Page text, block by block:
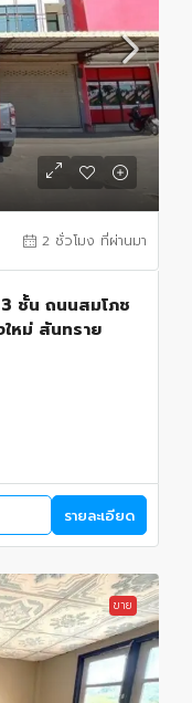
2 ชั่วโมง ที่ผ่านมา
ชั้น ถนนสมโภช
ใหม่ สันทราย
รายละเอียด
ขาย